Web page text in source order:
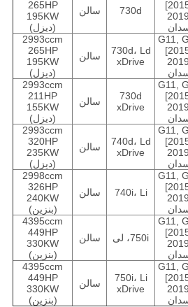
730d سالن
265HP
195KW
(دیزل)
G11,
730d، Ld
xDrive
سالن
2993ccm
265HP
195KW
(دیزل)
G11,
730d
xDrive
سالن
2993ccm
211HP
155KW
(دیزل)
G11,
740d، Ld
xDrive
سالن
2993ccm
320HP
235KW
(دیزل)
G11,
740i، Li سالن
2998ccm
326HP
240KW
(بنزین)
G11,
750i، لی سالن
4395ccm
449HP
330KW
(بنزین)
G11,
750i، Li
xDrive
سالن
4395ccm
449HP
330KW
(بنزین)